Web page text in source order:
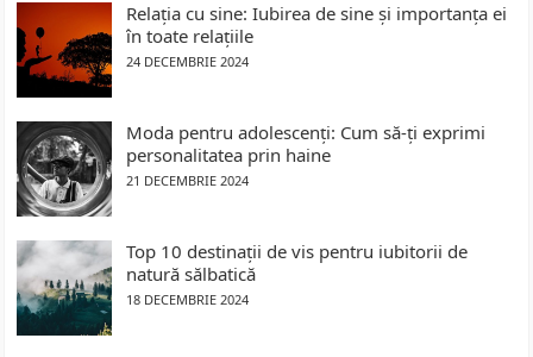
Relația cu sine: Iubirea de sine și importanța ei
în toate relațiile
24 DECEMBRIE 2024
Moda pentru adolescenți: Cum să-ți exprimi
personalitatea prin haine
21 DECEMBRIE 2024
Top 10 destinații de vis pentru iubitorii de
natură sălbatică
18 DECEMBRIE 2024